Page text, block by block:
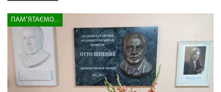
ПАМ’ЯТАЄМО...